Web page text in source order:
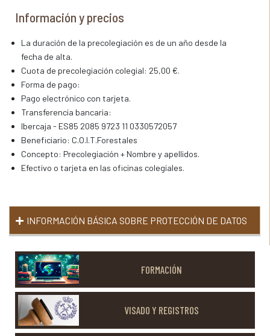
Información y precios
La duración de la precolegiación es de un año desde la
fecha de alta.
Cuota de precolegiación colegial: 25,00 €.
Forma de pago:
Pago electrónico con tarjeta.
Transferencia bancaria:
Ibercaja - ES85 2085 9723 11 0330572057
Beneficiario: C.O.I.T.Forestales
Concepto: Precolegiación + Nombre y apellidos.
Efectivo o tarjeta en las oficinas colegiales.
INFORMACIÓN BÁSICA SOBRE PROTECCIÓN DE DATOS
Técnicos Forestales Domicilio: Menéndez Pelayo 75 bajo izq DPD:
juridico@auratechlegal.com
FINALIDAD Dar de alta a la persona
colegiada y comunicarnos con ella para todo tipo de información
colegial. LEGITIMACIÓN El tratamiento es necesario para el
cumplimiento de una obligación legal aplicable al responsable del
tratamiento. EJERICICIO DE SUS DERECHO Puede acceder,
FORMACIÓN
VISADO Y REGISTROS